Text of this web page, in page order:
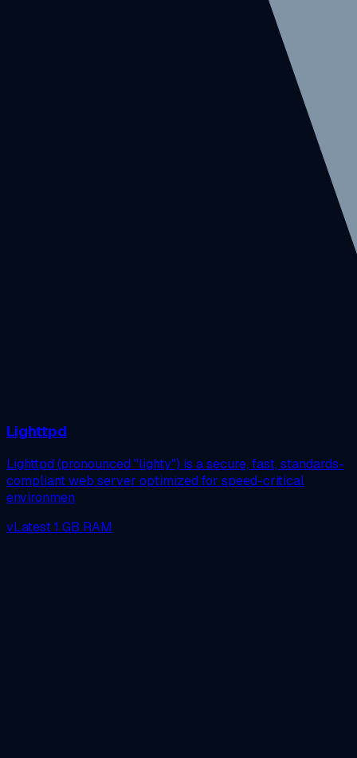
Lighttpd
Lighttpd (pronounced "lighty") is a secure, fast, standards-
compliant web server optimized for speed-critical
environmen
vLatest1 GB RAM